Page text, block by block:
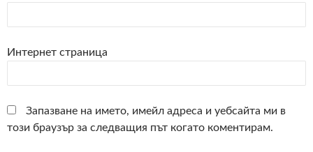
Интернет страница
Запазване на името, имейл адреса и уебсайта ми в
този браузър за следващия път когато коментирам.